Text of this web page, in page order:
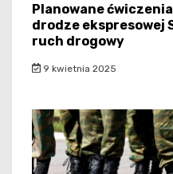
Planowane
drodze ekspresowej
ruch drogowy
9 kwietnia 2025